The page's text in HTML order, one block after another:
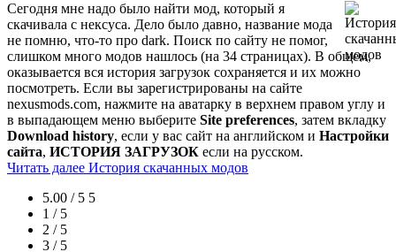
Сегодня мне надо было найти мод, который я
скачивала с нексуса. Дело было давно, название мода
не помню, что-то про dark. Поиск по сайту не помог,
слишком много модов нашлось (на 34 страницах). В общем,
оказывается вся история загрузок сохраняется и их можно
посмотреть. Если вы зарегистрированы на сайте
nexusmods.com, нажмите на аватарку в верхнем правом углу и
в выпадающем меню выберите Site preferences, затем вкладку
Download history, если у вас сайт на английском и Настройки
сайта, ИСТОРИЯ ЗАГРУЗОК если на русском.
Читать далее История скачанных модов
5.00 / 5 5
1 / 5
2 / 5
3 / 5